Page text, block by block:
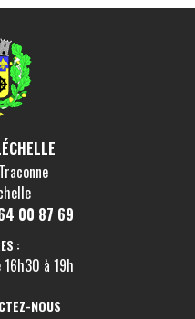
00 87 69
:
à 19h
NOUS